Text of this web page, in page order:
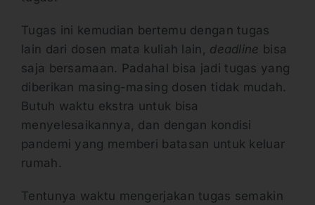
Tugas ini kemudian bertemu dengan tugas
lain dari dosen mata kuliah lain, deadline bisa
saja bersamaan. Padahal bisa jadi tugas yang
diberikan masing-masing dosen tidak mudah.
Butuh waktu ekstra untuk bisa
menyelesaikannya, dan dengan kondisi
pandemi yang memberi batasan untuk keluar
rumah.
Tentunya waktu mengerjakan tugas semakin